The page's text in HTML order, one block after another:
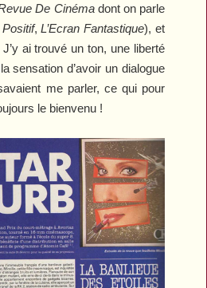
De Cinémadont on parle
Positif,L’Ecran Fantastique), et
ai trouvé un ton, une liberté
sensation d’avoir un dialogue
me parler, ce qui pour
le bienvenu !